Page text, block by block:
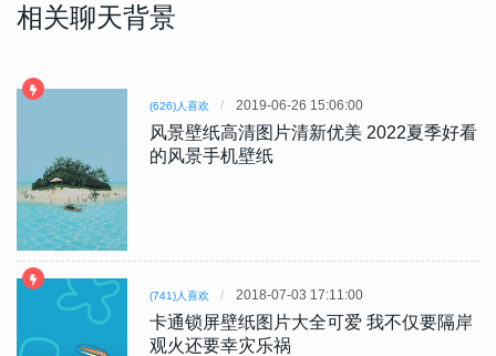
相关聊天背景
(626)人喜欢 2019-06-26 15:06:00
风景壁纸高清图片清新优美 2022夏季好看
的风景手机壁纸
(741)人喜欢 2018-07-03 17:11:00
卡通锁屏壁纸图片大全可爱 我不仅要隔岸
观火还要幸灾乐祸